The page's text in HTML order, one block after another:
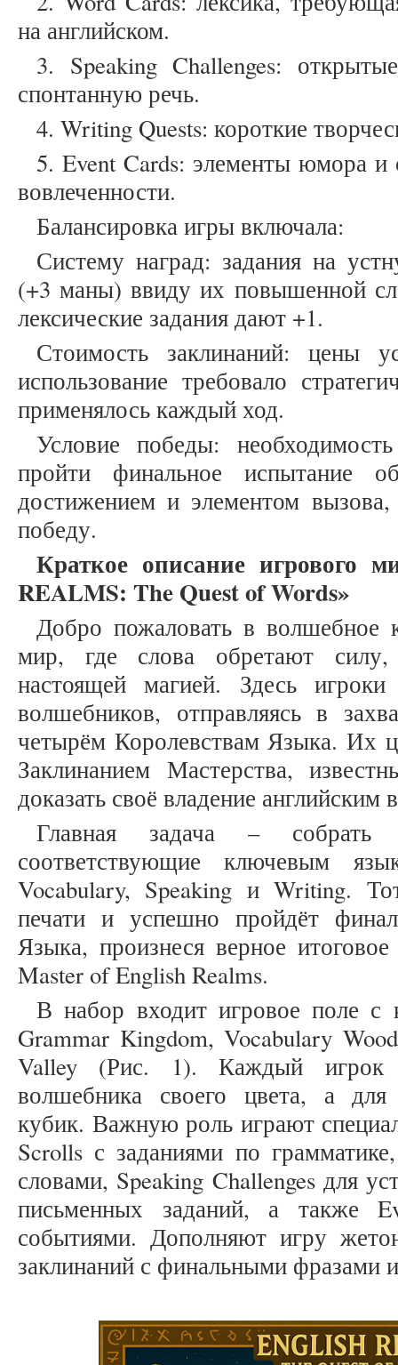
на английском.
3. Speaking Challenges:
спонтанную речь.
4. Writing Quests: короткие
5. Event Cards: элементы юмора
вовлеченности.
Балансировка игры включала:
Систему наград: задания на
(+3 маны) ввиду их повышенной
лексические задания дают +1.
Стоимость заклинаний: цены
использование требовало
применялось каждый ход.
Условие победы:
пройти финальное испытание
достижением и элементом
победу.
Краткое описание игрового
REALMS: The Quest of Words»
Добро пожаловать в волшебное
мир, где слова обретают силу,
настоящей магией. Здесь
волшебников, отправляясь в
четырём Королевствам Языка. Их
Заклинанием Мастерства,
доказать своё владение английским
Главная задача – собрать
соответствующие ключевым
Vocabulary, Speaking и Writing.
печати и успешно пройдёт
Языка, произнеся верное
Master of English Realms.
В набор входит игровое поле с
Grammar Kingdom, Vocabulary
Valley (Рис. 1). Каждый
волшебника своего цвета, а для
кубик. Важную роль играют
Scrolls с заданиями по
словами, Speaking Challenges для
письменных заданий, а также
событиями. Дополняют игру
заклинаний с финальными фразами